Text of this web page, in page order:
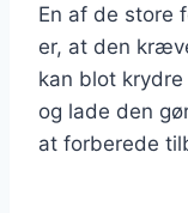
En af de store
er, at den
kan blot
og lade den
at forberede